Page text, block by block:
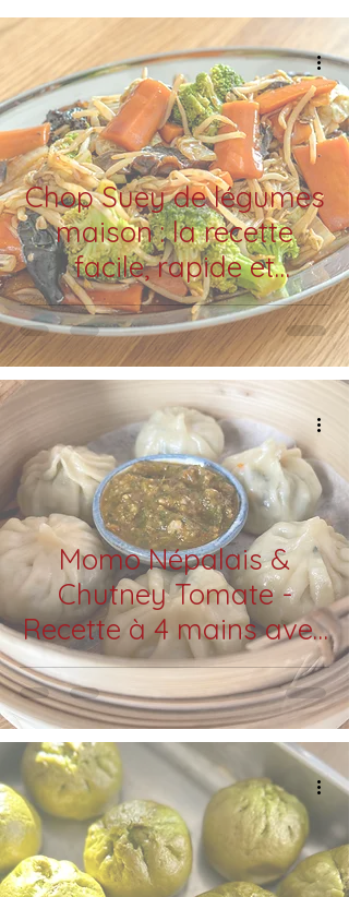
Chop Suey de légumes
maison : la recette
facile, rapide et
savoureuse
Momo Népalais &
Chutney Tomate -
Recette à 4 mains avec
Natacha Comar